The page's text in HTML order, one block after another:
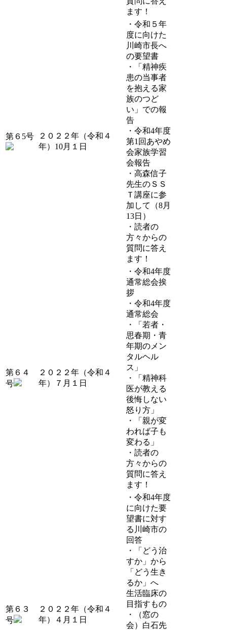
ます！
第６5号
２０２２年（令和４
年）10月１日
・令和５年
度に向けた
川崎市長へ
の要望書
・「精神疾
患の当事者
を抱える家
族のつど
い」での報
告
・令和4年度
第1回あやめ
会家族学習
会報告
・高森信子
先生のＳＳ
Ｔ講座に参
加して（8月
13日）
・読者の
方々からの
質問に答え
ます！
第６４
号
２０２２年（令和４
年）７月１日
・令和4年度
通常総会挨
拶
・令和4年度
通常総会
・「若者・
思春期・青
年期のメン
タルヘル
ス」
・「精神科
医が教える
後悔しない
怒り方」
・「親が変
われば子も
変わる」
・読者の
方々からの
質問に答え
ます！
第６３
号
２０２２年（令和４
年）４月１日
・令和4年度
に向けた要
望書に対す
る川崎市の
回答
・「どう治
すか」から
「どう生き
るか」へ
生活臨床の
目指すもの
・（窓の
会）白石先